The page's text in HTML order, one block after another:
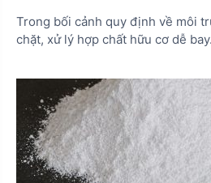
Trong bối cảnh quy định về môi
chặt, xử lý hợp chất hữu cơ dễ